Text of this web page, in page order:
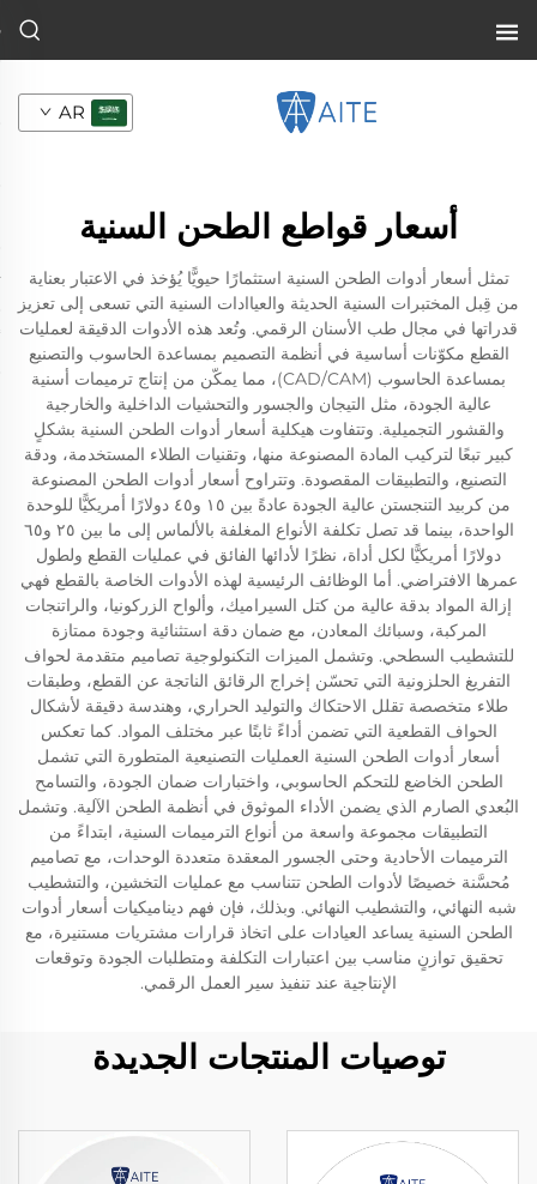
AR
أسعار قواطع الطحن السنية
تمثل أسعار أدوات الطحن السنية استثمارًا حيويًّا يُؤخذ في الاعتبار بعناية
من قِبل المختبرات السنية الحديثة والعياادات السنية التي تسعى إلى تعزيز
قدراتها في مجال طب الأسنان الرقمي. وتُعد هذه الأدوات الدقيقة لعمليات
القطع مكوّنات أساسية في أنظمة التصميم بمساعدة الحاسوب والتصنيع
بمساعدة الحاسوب (CAD/CAM)، مما يمكّن من إنتاج ترميمات أسنية
عالية الجودة، مثل التيجان والجسور والتحشيات الداخلية والخارجية
والقشور التجميلية. وتتفاوت هيكلية أسعار أدوات الطحن السنية بشكلٍ
كبير تبعًا لتركيب المادة المصنوعة منها، وتقنيات الطلاء المستخدمة، ودقة
التصنيع، والتطبيقات المقصودة. وتتراوح أسعار أدوات الطحن المصنوعة
من كربيد التنجستن عالية الجودة عادةً بين ١٥ و٤٥ دولارًا أمريكيًّا للوحدة
الواحدة، بينما قد تصل تكلفة الأنواع المغلفة بالألماس إلى ما بين ٢٥ و٦٥
دولارًا أمريكيًّا لكل أداة، نظرًا لأدائها الفائق في عمليات القطع ولطول
عمرها الافتراضي. أما الوظائف الرئيسية لهذه الأدوات الخاصة بالقطع فهي
إزالة المواد بدقة عالية من كتل السيراميك، وألواح الزركونيا، والراتنجات
المركبة، وسبائك المعادن، مع ضمان دقة استثنائية وجودة ممتازة
للتشطيب السطحي. وتشمل الميزات التكنولوجية تصاميم متقدمة لحواف
التفريغ الحلزونية التي تحسّن إخراج الرقائق الناتجة عن القطع، وطبقات
طلاء متخصصة تقلل الاحتكاك والتوليد الحراري، وهندسة دقيقة لأشكال
الحواف القطعية التي تضمن أداءً ثابتًا عبر مختلف المواد. كما تعكس
أسعار أدوات الطحن السنية العمليات التصنيعية المتطورة التي تشمل
الطحن الخاضع للتحكم الحاسوبي، واختبارات ضمان الجودة، والتسامح
البُعدي الصارم الذي يضمن الأداء الموثوق في أنظمة الطحن الآلية. وتشمل
التطبيقات مجموعة واسعة من أنواع الترميمات السنية، ابتداءً من
الترميمات الأحادية وحتى الجسور المعقدة متعددة الوحدات، مع تصاميم
مُحسَّنة خصيصًا لأدوات الطحن تتناسب مع عمليات التخشين، والتشطيب
شبه النهائي، والتشطيب النهائي. وبذلك، فإن فهم ديناميكيات أسعار أدوات
الطحن السنية يساعد العيادات على اتخاذ قرارات مشتريات مستنيرة، مع
تحقيق توازنٍ مناسب بين اعتبارات التكلفة ومتطلبات الجودة وتوقعات
الإنتاجية عند تنفيذ سير العمل الرقمي.
توصيات المنتجات الجديدة